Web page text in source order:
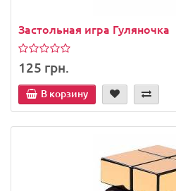
Застольная игра Гуляночка
125 грн.
В корзину